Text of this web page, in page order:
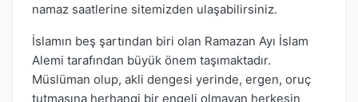
namaz saatlerine sitemizden ulaşabilirsiniz.
İslamın beş şartından biri olan Ramazan Ayı İslam
Alemi tarafından büyük önem taşımaktadır.
Müslüman olup, akli dengesi yerinde, ergen, oruç
tutmasına herhangi bir engeli olmayan herkesin